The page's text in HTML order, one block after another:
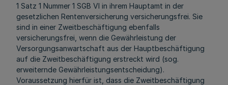
1 Satz 1 Nummer 1 SGB VI in ihrem Hauptamt in der
gesetzlichen Rentenversicherung versicherungsfrei. Sie
sind in einer Zweitbeschäftigung ebenfalls
versicherungsfrei, wenn die Gewährleistung der
Versorgungsanwartschaft aus der Hauptbeschäftigung
auf die Zweitbeschäftigung erstreckt wird (sog.
erweiternde Gewährleistungsentscheidung).
Voraussetzung hierfür ist, dass die Zweitbeschäftigung